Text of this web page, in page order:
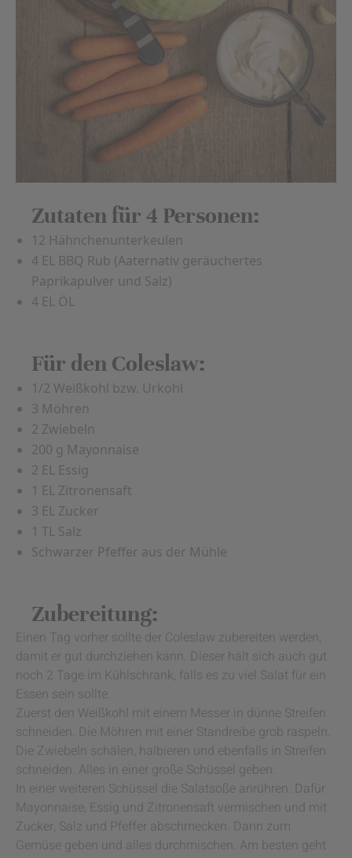
Zutaten für 4 Personen:
12 Hähnchenunterkeulen
4 EL BBQ Rub (Aaternativ geräuchertes
Paprikapulver und Salz)
4 EL ÖL
Für den Coleslaw:
1/2 Weißkohl bzw. Urkohl
3 Möhren
2 Zwiebeln
200 g Mayonnaise
2 EL Essig
1 EL Zitronensaft
3 EL Zucker
1 TL Salz
Schwarzer Pfeffer aus der Mühle
Zubereitung:
Einen Tag vorher sollte der Coleslaw zubereiten werden,
damit er gut durchziehen kann. Dieser hält sich auch gut
noch 2 Tage im Kühlschrank, falls es zu viel Salat für ein
Essen sein sollte.
Zuerst den Weißkohl mit einem Messer in dünne Streifen
schneiden. Die Möhren mit einer Standreibe grob raspeln.
Die Zwiebeln schälen, halbieren und ebenfalls in Streifen
schneiden. Alles in einer große Schüssel geben.
In einer weiteren Schüssel die Salatsoße anrühren. Dafür
Mayonnaise, Essig und Zitronensaft vermischen und mit
Zucker, Salz und Pfeffer abschmecken. Dann zum
Gemüse geben und alles durchmischen. Am besten geht